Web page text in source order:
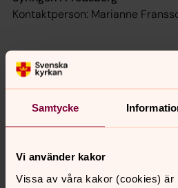
Samtycke
Vi använder kakor
Vissa av våra kakor (cookies) är
Kontaktperson: Marianne
Senast ändrad 8 november 2022
Synpunkter eller frågor
innehåll?
Dela